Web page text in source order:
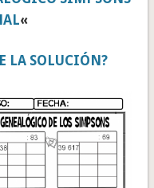
«
LA SOLUCIÓN?